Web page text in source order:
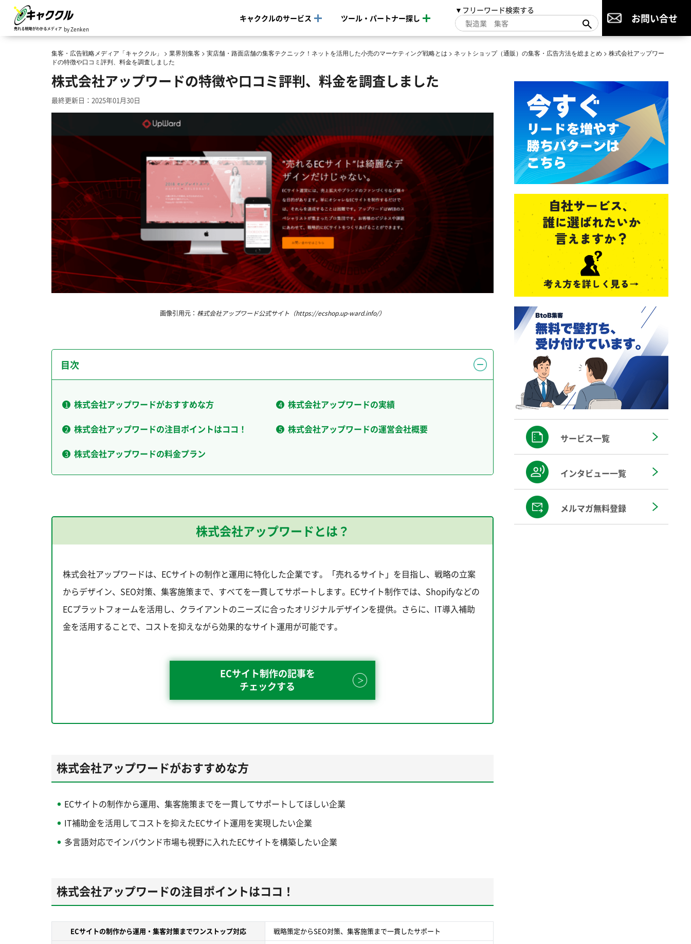
by Zenken
キャククルのサービス ツール・パートナー探し
▼フリーワード検索する
お問い合せ
集客・広告戦略メディア「キャククル」 > 業界別集客 > 実店舗・路面店舗の集客テクニック！ネットを活用した小売のマーケティング戦略とは > ネットショップ（通販）の集客・広告方法を総まとめ > 株式会社アップワー
ドの特徴や口コミ評判、料金を調査しました
株式会社アップワードの特徴や口コミ評判、料金を調査しました
最終更新日：2025年01月30日
画像引用元： 株式会社アップワード公式サイト（https://ecshop.up-ward.info/）
目次
株式会社アップワードがおすすめな方
株式会社アップワードの注目ポイントはココ！
株式会社アップワードの料金プラン
株式会社アップワードの実績
株式会社アップワードの運営会社概要
株式会社アップワードとは？
株式会社アップワードは、ECサイトの制作と運用に特化した企業です。「売れるサイト」を目指し、戦略の立案
からデザイン、SEO対策、集客施策まで、すべてを一貫してサポートします。ECサイト制作では、Shopifyなどの
ECプラットフォームを活用し、クライアントのニーズに合ったオリジナルデザインを提供。さらに、IT導入補助
金を活用することで、コストを抑えながら効果的なサイト運用が可能です。
ECサイト制作の記事を
チェックする
株式会社アップワードがおすすめな方
ECサイトの制作から運用、集客施策までを一貫してサポートしてほしい企業
IT補助金を活用してコストを抑えたECサイト運用を実現したい企業
多言語対応でインバウンド市場も視野に入れたECサイトを構築したい企業
株式会社アップワードの注目ポイントはココ！
ECサイトの制作から運用・集客対策までワンストップ対応
戦略策定からSEO対策、集客施策まで一貫したサポート
サービス一覧
インタビュー一覧
メルマガ無料登録